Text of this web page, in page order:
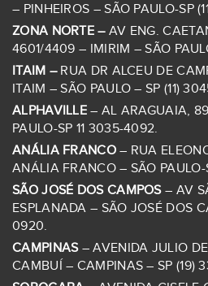
– PINHEIROS – SÃO PAULO-SP
ZONA NORTE – AV ENG.
4601/4409 – IMIRIM – SÃO
ITAIM – RUA DR ALCEU DE
ITAIM – SÃO PAULO – SP (11)
ALPHAVILLE – AL ARAGUAIA,
PAULO-SP 11 3035-4092.
ANÁLIA FRANCO– RUA
ANÁLIA FRANCO – SÃO PAULO-
SÃO JOSÉ DOS CAMPOS– AV
ESPLANADA – SÃO JOSÉ DOS
0920.
CAMPINAS– AVENIDA JULIO
CAMBUÍ – CAMPINAS – SP (19)